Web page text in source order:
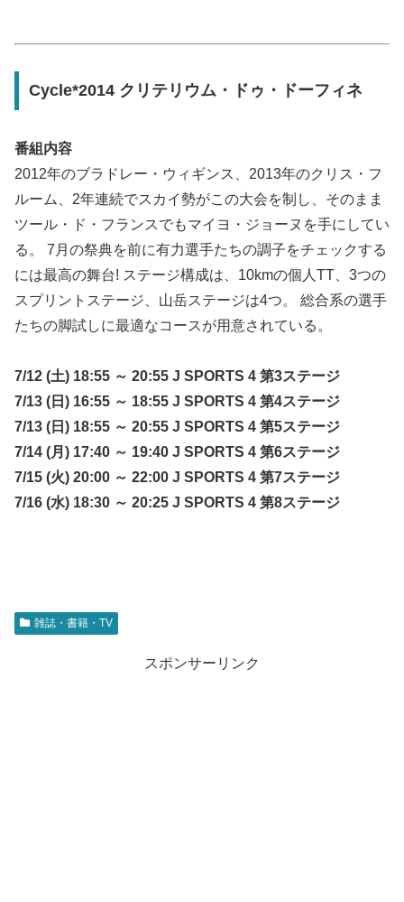
Cycle*2014 クリテリウム・ドゥ・ドーフィネ
番組内容
2012年のブラドレー・ウィギンス、2013年のクリス・フ
ルーム、2年連続でスカイ勢がこの大会を制し、そのまま
ツール・ド・フランスでもマイヨ・ジョーヌを手にしてい
る。 7月の祭典を前に有力選手たちの調子をチェックする
には最高の舞台! ステージ構成は、10kmの個人TT、3つの
スプリントステージ、山岳ステージは4つ。 総合系の選手
たちの脚試しに最適なコースが用意されている。
7/12 (土) 18:55 ～ 20:55 J SPORTS 4 第3ステージ
7/13 (日) 16:55 ～ 18:55 J SPORTS 4 第4ステージ
7/13 (日) 18:55 ～ 20:55 J SPORTS 4 第5ステージ
7/14 (月) 17:40 ～ 19:40 J SPORTS 4 第6ステージ
7/15 (火) 20:00 ～ 22:00 J SPORTS 4 第7ステージ
7/16 (水) 18:30 ～ 20:25 J SPORTS 4 第8ステージ
雑誌・書籍・TV
スポンサーリンク